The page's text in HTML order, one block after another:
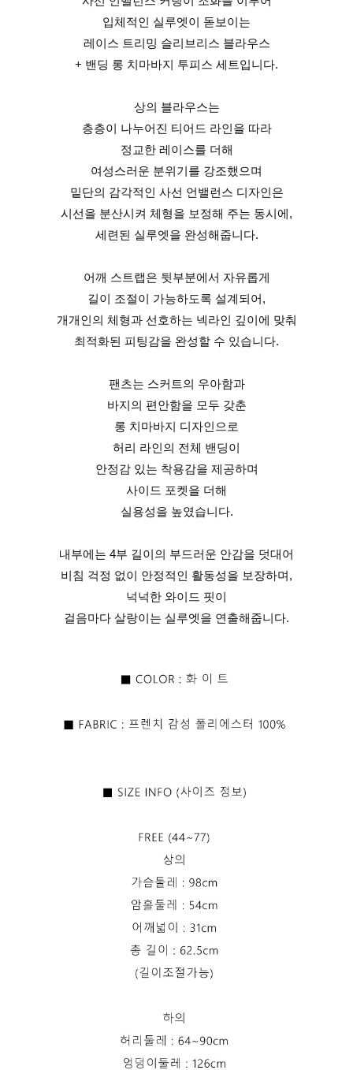
입체적인 실루엣이 돋보이는
레이스 트리밍 슬리브리스 블라우스
+ 밴딩 롱 치마바지 투피스 세트입니다.
상의 블라우스는
층층이 나누어진 티어드 라인을 따라
정교한 레이스를 더해
여성스러운 분위기를 강조했으며
밑단의 감각적인 사선 언밸런스 디자인은
시선을 분산시켜 체형을 보정해 주는 동시에,
세련된 실루엣을 완성해줍니다.
어깨 스트랩은 뒷부분에서 자유롭게
길이 조절이 가능하도록 설계되어,
개개인의 체형과 선호하는 넥라인 깊이에 맞춰
최적화된 피팅감을 완성할 수 있습니다.
팬츠는 스커트의 우아함과
바지의 편안함을 모두 갖춘
롱 치마바지 디자인으로
허리 라인의 전체 밴딩이
안정감 있는 착용감을 제공하며
사이드 포켓을 더해
실용성을 높였습니다.
내부에는 4부 길이의 부드러운 안감을 덧대어
비침 걱정 없이 안정적인 활동성을 보장하며,
넉넉한 와이드 핏이